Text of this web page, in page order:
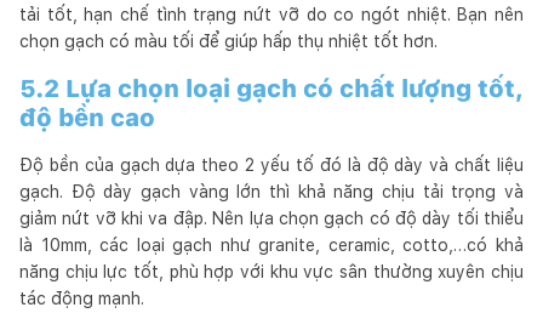
tải tốt, hạn chế tình trạng nứt vỡ do co ngót nhiệt. Bạn nên
chọn gạch có màu tối để giúp hấp thụ nhiệt tốt hơn.
5.2 Lựa chọn loại gạch có chất lượng tốt,
độ bền cao
Độ bền của gạch dựa theo 2 yếu tố đó là độ dày và chất liệu
gạch. Độ dày gạch vàng lớn thì khả năng chịu tải trọng và
giảm nứt vỡ khi va đập. Nên lựa chọn gạch có độ dày tối thiểu
là 10mm, các loại gạch như granite, ceramic, cotto,…có khả
năng chịu lực tốt, phù hợp với khu vực sân thường xuyên chịu
tác động mạnh.